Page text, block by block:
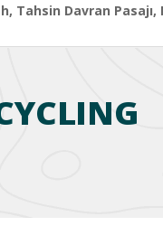
Tahsin Davran